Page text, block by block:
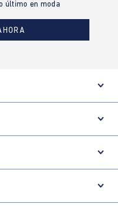
último en moda